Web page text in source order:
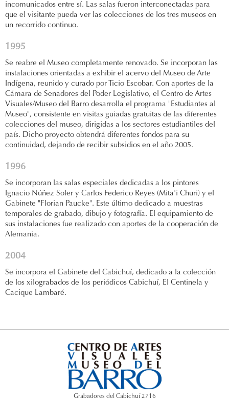
incomunicados entre sí. Las salas fueron interconectadas para
que el visitante pueda ver las colecciones de los tres museos en
un recorrido continuo.
1995
Se reabre el Museo completamente renovado. Se incorporan las
instalaciones orientadas a exhibir el acervo del Museo de Arte
Indígena, reunido y curado por Ticio Escobar. Con aportes de la
Cámara de Senadores del Poder Legislativo, el Centro de Artes
Visuales/Museo del Barro desarrolla el programa "Estudiantes al
Museo", consistente en visitas guiadas gratuitas de las diferentes
colecciones del museo, dirigidas a los sectores estudiantiles del
país. Dicho proyecto obtendrá diferentes fondos para su
continuidad, dejando de recibir subsidios en el año 2005.
1996
Se incorporan las salas especiales dedicadas a los pintores
Ignacio Núñez Soler y Carlos Federico Reyes (Mita'i Churi) y el
Gabinete "Florian Paucke". Este último dedicado a muestras
temporales de grabado, dibujo y fotografía. El equipamiento de
sus instalaciones fue realizado con aportes de la cooperación de
Alemania.
2004
Se incorpora el Gabinete del Cabichuí, dedicado a la colección
de los xilograbados de los periódicos Cabichuí, El Centinela y
Cacique Lambaré.
Grabadores del Cabichuí 2716